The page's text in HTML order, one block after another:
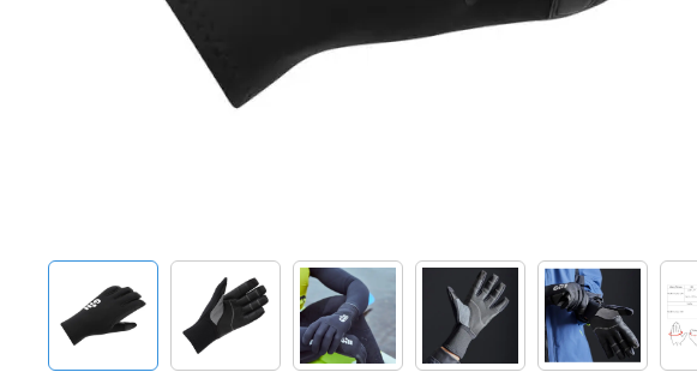
Boten, toebehoren en fun
Meubels en lifestyle